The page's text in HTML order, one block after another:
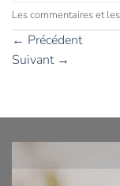
Les commentaires et
← Précédent
Suivant →